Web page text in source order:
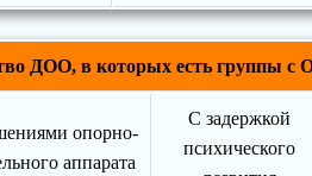
ДОО, в которых есть группы с
опорно-
аппарата
С задержкой
психического